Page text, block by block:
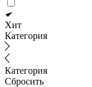
Хит
Категория
Категория
Сбросить